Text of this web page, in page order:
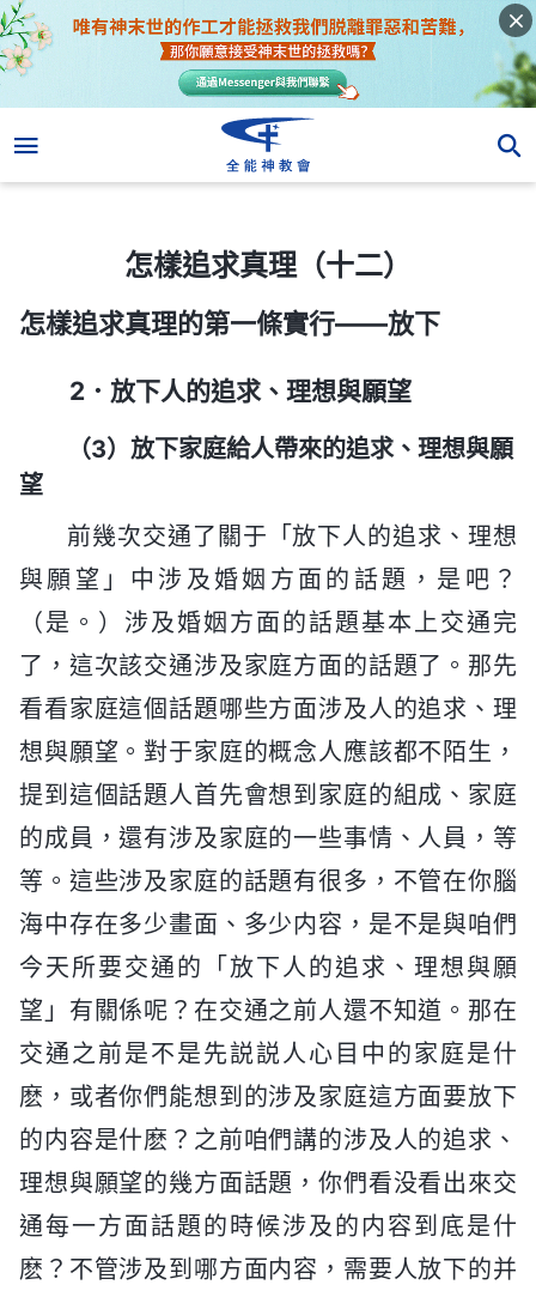
怎樣追求真理（十二）
怎樣追求真理的第一條實行——放下
2．放下人的追求、理想與願望
（3）放下家庭給人帶來的追求、理想與願
望
前幾次交通了關于「放下人的追求、理想
與願望」中涉及婚姻方面的話題，是吧？
（是。）涉及婚姻方面的話題基本上交通完
了，這次該交通涉及家庭方面的話題了。那先
看看家庭這個話題哪些方面涉及人的追求、理
想與願望。對于家庭的概念人應該都不陌生，
提到這個話題人首先會想到家庭的組成、家庭
的成員，還有涉及家庭的一些事情、人員，等
等。這些涉及家庭的話題有很多，不管在你腦
海中存在多少畫面、多少内容，是不是與咱們
今天所要交通的「放下人的追求、理想與願
望」有關係呢？在交通之前人還不知道。那在
交通之前是不是先説説人心目中的家庭是什
麽，或者你們能想到的涉及家庭這方面要放下
的内容是什麽？之前咱們講的涉及人的追求、
理想與願望的幾方面話題，你們看没看出來交
通每一方面話題的時候涉及的内容到底是什
麽？不管涉及到哪方面内容，需要人放下的并